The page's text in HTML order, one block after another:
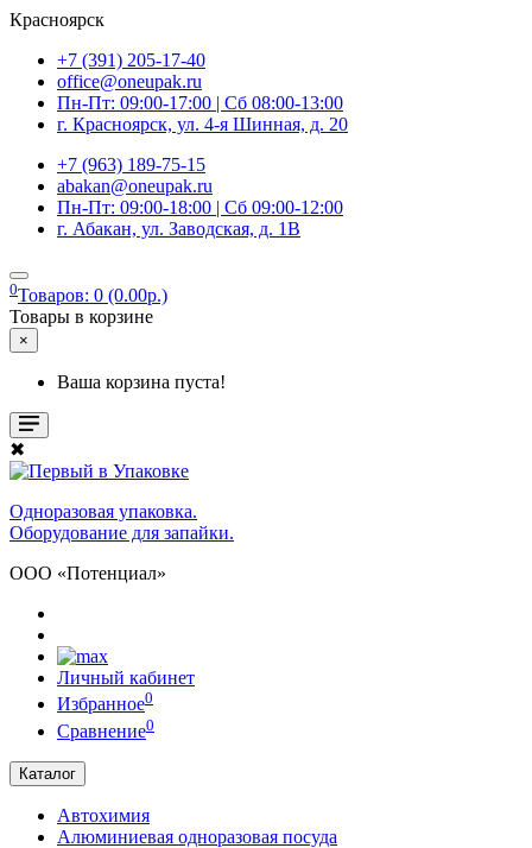
Красноярск
+7 (391) 205-17-40
office@oneupak.ru
Пн-Пт: 09:00-17:00 | Сб 08:00-13:00
г. Красноярск, ул. 4-я Шинная, д. 20
+7 (963) 189-75-15
abakan@oneupak.ru
Пн-Пт: 09:00-18:00 | Сб 09:00-12:00
г. Абакан, ул. Заводская, д. 1В
0Товаров: 0 (0.00р.)
Товары в корзине
×
Ваша корзина пуста!
✖
Одноразовая упаковка.
Оборудование для запайки.
ООО «Потенциал»
Личный кабинет
Избранное0
Сравнение0
Каталог
Автохимия
Алюминиевая одноразовая посуда